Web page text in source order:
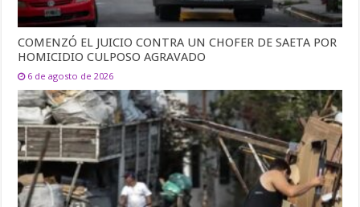
COMENZÓ EL JUICIO CONTRA UN CHOFER DE SAETA POR
HOMICIDIO CULPOSO AGRAVADO
6 de agosto de 2026